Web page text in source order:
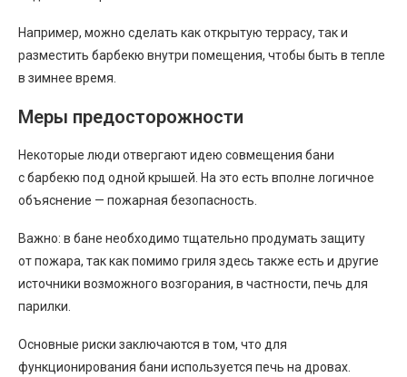
Например, можно сделать как открытую террасу, так и
разместить барбекю внутри помещения, чтобы быть в тепле
в зимнее время.
Меры предосторожности
Некоторые люди отвергают идею совмещения бани
с барбекю под одной крышей. На это есть вполне логичное
объяснение — пожарная безопасность.
Важно: в бане необходимо тщательно продумать защиту
от пожара, так как помимо гриля здесь также есть и другие
источники возможного возгорания, в частности, печь для
парилки.
Основные риски заключаются в том, что для
функционирования бани используется печь на дровах.